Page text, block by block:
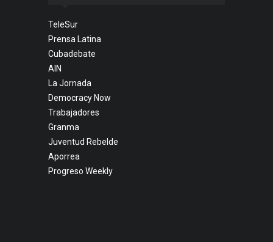
TeleSur
Prensa Latina
Cubadebate
AIN
La Jornada
Democracy Now
Trabajadores
Granma
Juventud Rebelde
Aporrea
Progreso Weekly